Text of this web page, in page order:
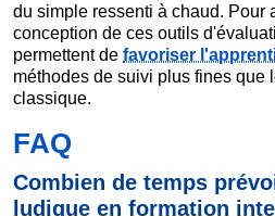
du simple ressenti à chaud. Pour
conception de ces outils
permettent de favoriser
méthodes de suivi plus fines que
classique.
FAQ
Combien de temps
ludique en formation